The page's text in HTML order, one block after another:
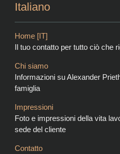
Italiano
Home [IT]
Il tuo contatto per tutto ciò che
Chi siamo
Informazioni su Alexander
famiglia
Impressioni
Foto e impressioni della vita
sede del cliente
Contatto